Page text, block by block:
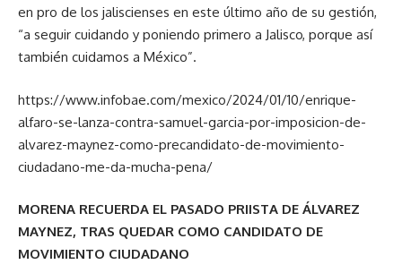
en pro de los jaliscienses en este último año de su gestión,
“a seguir cuidando y poniendo primero a Jalisco, porque así
también cuidamos a México”.
https://www.infobae.com/mexico/2024/01/10/enrique-
alfaro-se-lanza-contra-samuel-garcia-por-imposicion-de-
alvarez-maynez-como-precandidato-de-movimiento-
ciudadano-me-da-mucha-pena/
MORENA RECUERDA EL PASADO PRIISTA DE ÁLVAREZ
MAYNEZ, TRAS QUEDAR COMO CANDIDATO DE
MOVIMIENTO CIUDADANO